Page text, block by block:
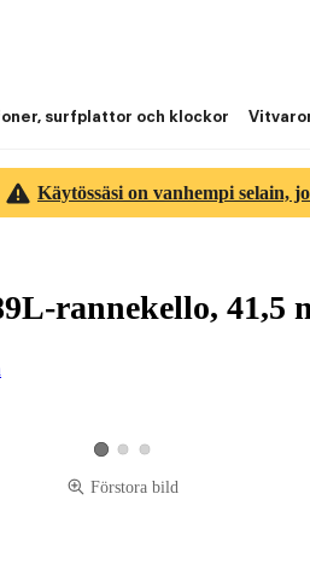
surfplattor och klockor
Käytössäsi on vanhempi selain,
rannekello, 41,5
Visa produktbild 1
Visa produktbild 2
Visa produktbild 3
Förstora bild